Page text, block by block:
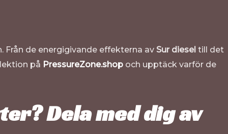
de energigivande effekterna av Sur diesel till det
på PressureZone.shop och upptäck varför de
Dela med dig av